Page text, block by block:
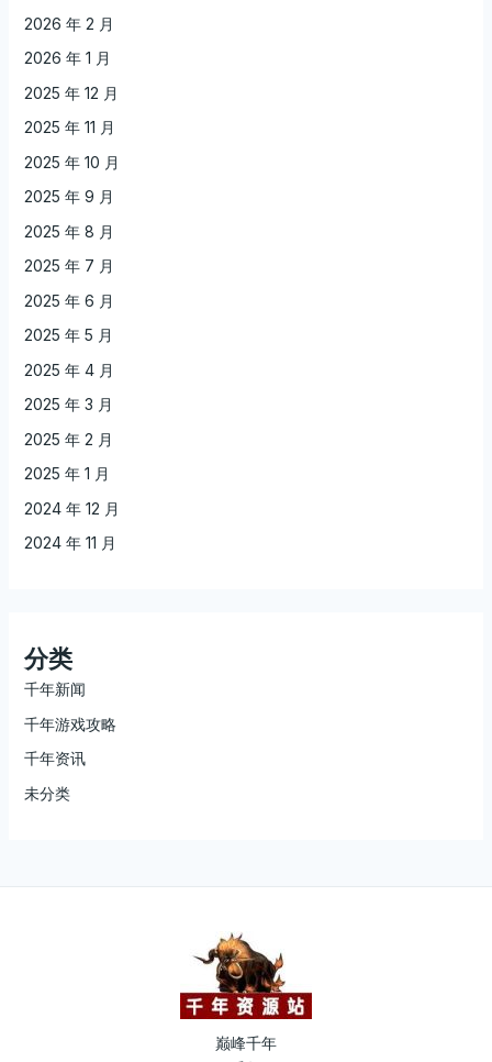
2026 年 2 月
2026 年 1 月
2025 年 12 月
2025 年 11 月
2025 年 10 月
2025 年 9 月
2025 年 8 月
2025 年 7 月
2025 年 6 月
2025 年 5 月
2025 年 4 月
2025 年 3 月
2025 年 2 月
2025 年 1 月
2024 年 12 月
2024 年 11 月
分类
千年新闻
千年游戏攻略
千年资讯
未分类
巅峰千年